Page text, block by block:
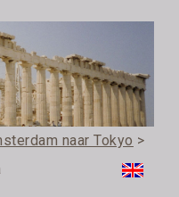
naar Tokyo >